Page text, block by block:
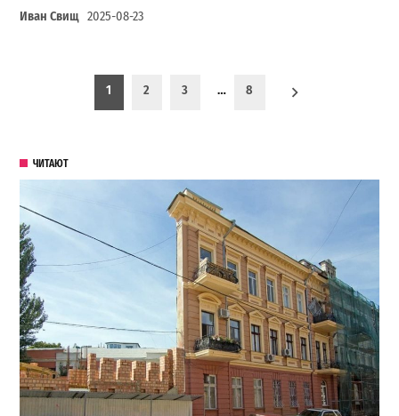
Иван Свищ 2025-08-23
Пагинация записей
1 2 3 … 8
ЧИТАЮТ